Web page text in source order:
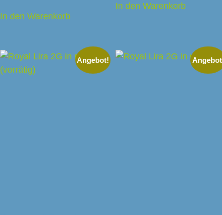
In den Warenkorb
In den Warenkorb
Angebot!